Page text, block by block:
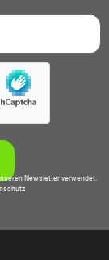
Newsletter verwendet.